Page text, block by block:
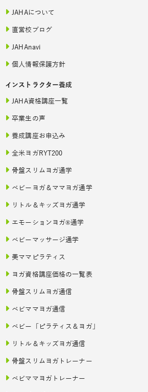
JAHAについて
直営校ブログ
JAHAnavi
個人情報保護方針
インストラクター養成
JAHA資格講座一覧
卒業生の声
養成講座お申込み
全米ヨガRYT200
骨盤スリムヨガ通学
ベビーヨガ＆ママヨガ通学
リトル＆キッズヨガ通学
エモーションヨガ®通学
ベビーマッサージ通学
美ママピラティス
ヨガ資格講座価格の一覧表
骨盤スリムヨガ通信
ベビママヨガ通信
ベビー「ピラティス＆ヨガ」
リトル＆キッズヨガ通信
骨盤スリムヨガトレーナー
ベビママヨガトレーナー